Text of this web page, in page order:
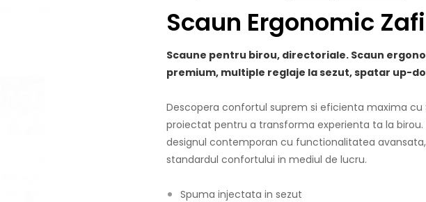
Scaun Ergonomic
Scaune pentru birou, directoriale. Scaun
premium, multiple reglaje la sezut, spatar up-
Descopera confortul suprem si eficienta maxima cu
proiectat pentru a transforma experienta ta la
designul contemporan cu functionalitatea
standardul confortului in mediul de lucru.
Spuma injectata in sezut